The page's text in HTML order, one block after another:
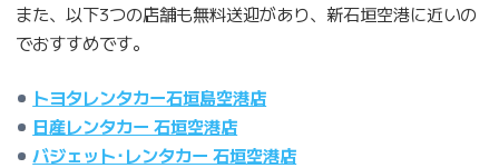
また、以下3つの店舗も無料送迎があり、新石垣空港に近いの
でおすすめです。
トヨタレンタカー石垣島空港店
日産レンタカー 石垣空港店
バジェット･レンタカー 石垣空港店